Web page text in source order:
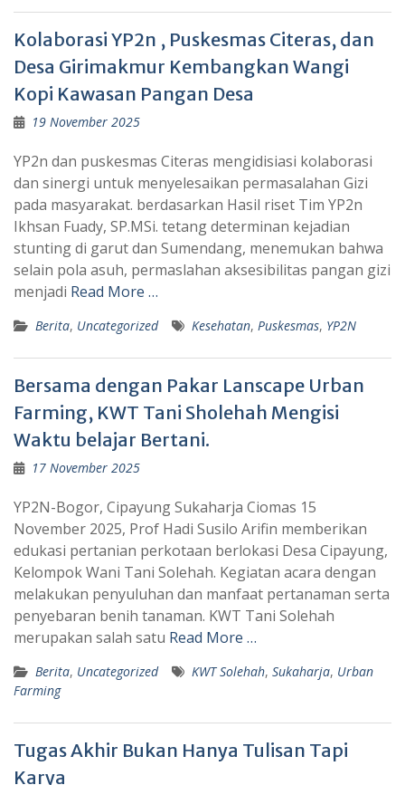
Kolaborasi YP2n , Puskesmas Citeras, dan
Desa Girimakmur Kembangkan Wangi
Kopi Kawasan Pangan Desa
19 November 2025
YP2n dan puskesmas Citeras mengidisiasi kolaborasi
dan sinergi untuk menyelesaikan permasalahan Gizi
pada masyarakat. berdasarkan Hasil riset Tim YP2n
Ikhsan Fuady, SP.MSi. tetang determinan kejadian
stunting di garut dan Sumendang, menemukan bahwa
selain pola asuh, permaslahan aksesibilitas pangan gizi
menjadi Read More …
Berita, Uncategorized Kesehatan, Puskesmas, YP2N
Bersama dengan Pakar Lanscape Urban
Farming, KWT Tani Sholehah Mengisi
Waktu belajar Bertani.
17 November 2025
YP2N-Bogor, Cipayung Sukaharja Ciomas 15
November 2025, Prof Hadi Susilo Arifin memberikan
edukasi pertanian perkotaan berlokasi Desa Cipayung,
Kelompok Wani Tani Solehah. Kegiatan acara dengan
melakukan penyuluhan dan manfaat pertanaman serta
penyebaran benih tanaman. KWT Tani Solehah
merupakan salah satu Read More …
Berita, Uncategorized KWT Solehah, Sukaharja, Urban
Farming
Tugas Akhir Bukan Hanya Tulisan Tapi
Karya